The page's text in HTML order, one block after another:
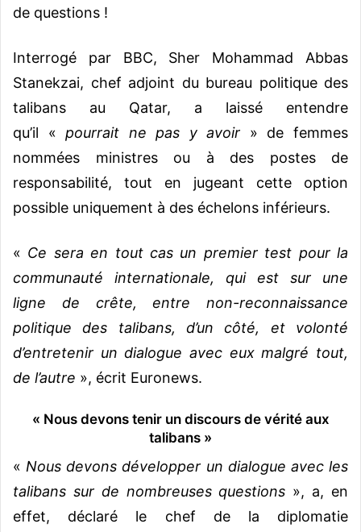
de questions !
Interrogé par BBC, Sher Mohammad Abbas
Stanekzai, chef adjoint du bureau politique des
talibans au Qatar, a laissé entendre
qu’il «pourrait ne pas y avoir » de femmes
nommées ministres ou à des postes de
responsabilité, tout en jugeant cette option
possible uniquement à des échelons inférieurs.
« Ce sera en tout cas un premier test pour la
communauté internationale, qui est sur une
ligne de crête, entre non-reconnaissance
politique des talibans, d’un côté, et volonté
d’entretenir un dialogue avec eux malgré tout,
de l’autre », écrit Euronews.
« Nous devons tenir un discours de vérité aux
talibans »
«Nous devons développer un dialogue avec les
talibans sur de nombreuses questions », a, en
effet, déclaré le chef de la diplomatie